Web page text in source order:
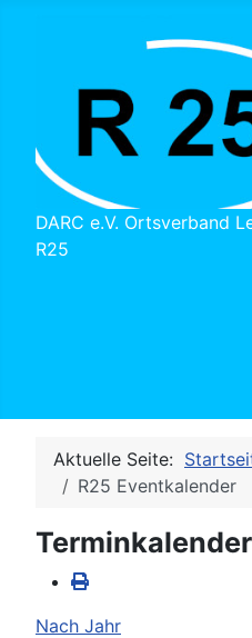
DARC e.V. Ortsverband
R25
Aktuelle Seite:
R25 Eventkalender
Terminkalender
Nach Jahr